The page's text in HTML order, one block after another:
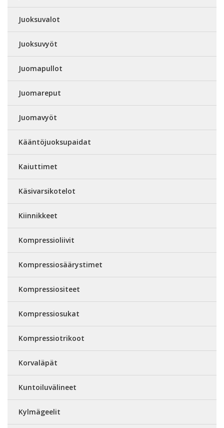
Juoksuvalot
Juoksuvyöt
Juomapullot
Juomareput
Juomavyöt
Kääntöjuoksupaidat
Kaiuttimet
Käsivarsikotelot
Kiinnikkeet
Kompressioliivit
Kompressiosäärystimet
Kompressiositeet
Kompressiosukat
Kompressiotrikoot
Korvaläpät
Kuntoiluvälineet
Kylmägeelit